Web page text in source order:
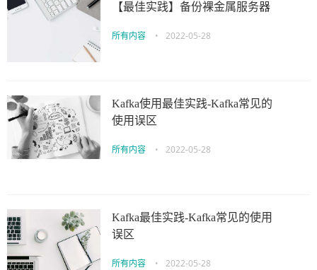
【最佳实践】备份裸金属服务器
所有内容 • 2022-05-28
Kafka使用最佳实践-Kafka常见的
使用误区
所有内容 • 2022-05-28
Kafka最佳实践-Kafka常见的使用
误区
所有内容 • 2022-05-28